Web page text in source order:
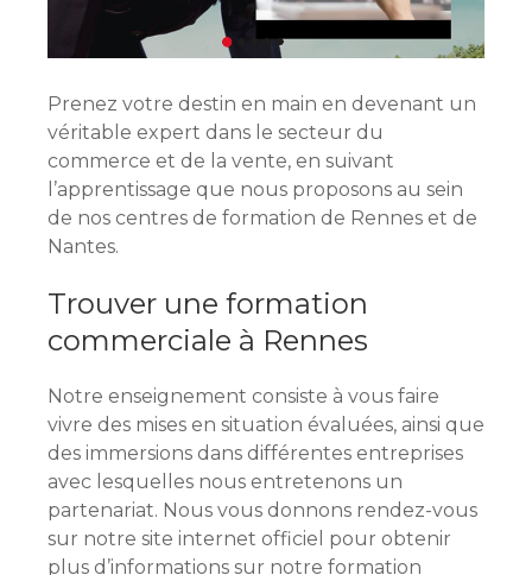
Prenez votre destin en main en devenant un
véritable expert dans le secteur du
commerce et de la vente, en suivant
l’apprentissage que nous proposons au sein
de nos centres de formation de Rennes et de
Nantes.
Trouver une formation
commerciale à Rennes
Notre enseignement consiste à vous faire
vivre des mises en situation évaluées, ainsi que
des immersions dans différentes entreprises
avec lesquelles nous entretenons un
partenariat. Nous vous donnons rendez-vous
sur notre site internet officiel pour obtenir
plus d’informations sur notre formation